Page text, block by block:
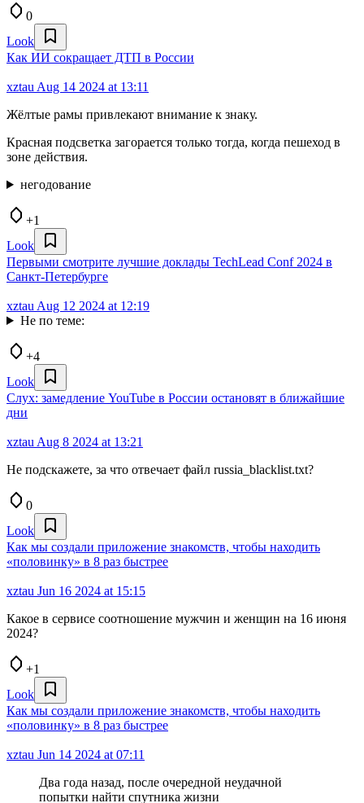
0
Look
Как ИИ сокращает ДТП в России
xztau Aug 14 2024 at 13:11
Жёлтые рамы привлекают внимание к знаку.
Красная подсветка загорается только тогда, когда пешеход в
зоне действия.
негодование
+1
Look
Первыми смотрите лучшие доклады TechLead Conf 2024 в
Санкт-Петербурге
xztau Aug 12 2024 at 12:19
Не по теме:
+4
Look
Слух: замедление YouTube в России остановят в ближайшие
дни
xztau Aug 8 2024 at 13:21
Не подскажете, за что отвечает файл russia_blacklist.txt?
0
Look
Как мы создали приложение знакомств, чтобы находить
«половинку» в 8 раз быстрее
xztau Jun 16 2024 at 15:15
Какое в сервисе соотношение мужчин и женщин на 16 июня
2024?
+1
Look
Как мы создали приложение знакомств, чтобы находить
«половинку» в 8 раз быстрее
xztau Jun 14 2024 at 07:11
Два года назад, после очередной неудачной
попытки найти спутника жизни